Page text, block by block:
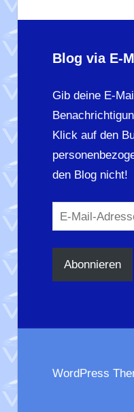
Blog via E-
Gib deine E-
Klick auf den
den Blog nicht!
E-
Mail-
Adresse
Abonnieren
WordPress